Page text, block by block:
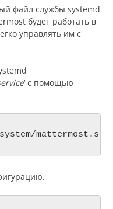
файл службы systemd
будет работать в
управлять им с
‘ с помощью